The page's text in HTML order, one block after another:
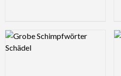
Logo Preview Image